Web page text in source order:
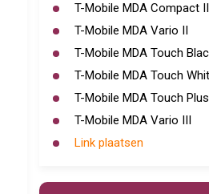
T-Mobile MDA Compact
T-Mobile MDA Vario II
T-Mobile MDA Touch
T-Mobile MDA Touch
T-Mobile MDA Touch Plus
T-Mobile MDA Vario III
Link plaatsen